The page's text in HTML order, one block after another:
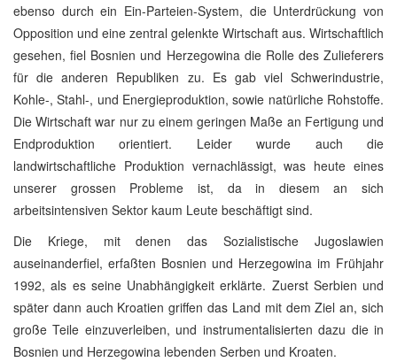
ebenso durch ein Ein-Parteien-System, die Unterdrückung von
Opposition und eine zentral gelenkte Wirtschaft aus. Wirtschaftlich
gesehen, fiel Bosnien und Herzegowina die Rolle des Zulieferers
für die anderen Republiken zu. Es gab viel Schwerindustrie,
Kohle-, Stahl-, und Energieproduktion, sowie natürliche Rohstoffe.
Die Wirtschaft war nur zu einem geringen Maße an Fertigung und
Endproduktion orientiert. Leider wurde auch die
landwirtschaftliche Produktion vernachlässigt, was heute eines
unserer grossen Probleme ist, da in diesem an sich
arbeitsintensiven Sektor kaum Leute beschäftigt sind.
Die Kriege, mit denen das Sozialistische Jugoslawien
auseinanderfiel, erfaßten Bosnien und Herzegowina im Frühjahr
1992, als es seine Unabhängigkeit erklärte. Zuerst Serbien und
später dann auch Kroatien griffen das Land mit dem Ziel an, sich
große Teile einzuverleiben, und instrumentalisierten dazu die in
Bosnien und Herzegowina lebenden Serben und Kroaten.